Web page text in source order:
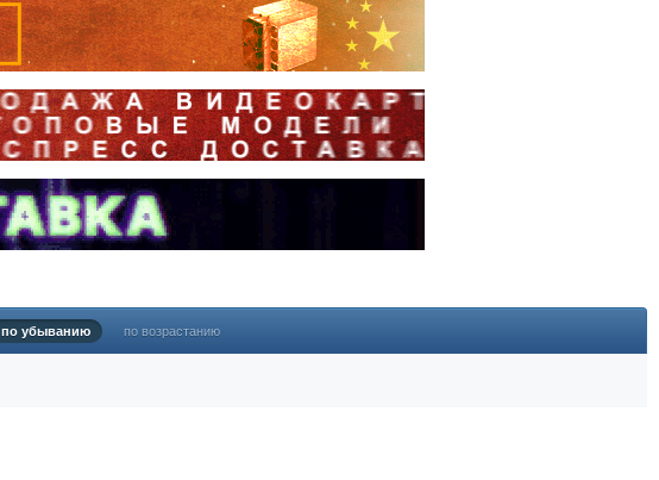
по убыванию по возрастанию